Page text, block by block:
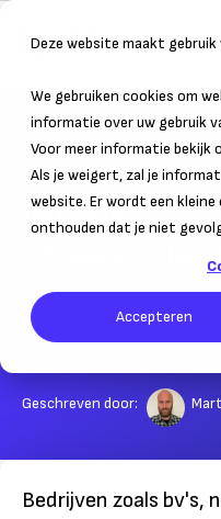
Deze website maakt gebruik
We gebruiken cookies om
informatie over uw gebruik
Voor meer informatie bekijk
Als je weigert, zal je
website. Er wordt een
onthouden dat je niet
Accepteren
Home Administratie
Een
het aan!
In 5 stappen een
04 februari 2020– Leestijd:
Geschreven door:
Bedrijven zoals bv's,